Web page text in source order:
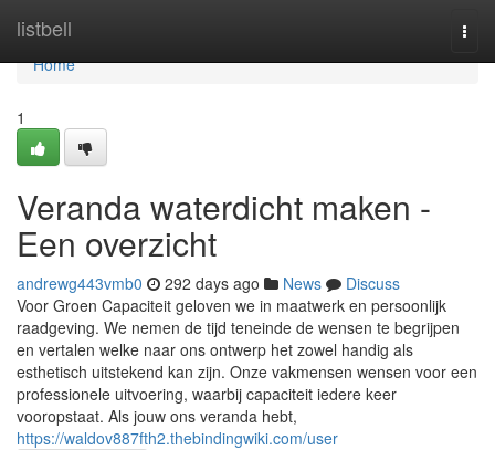
listbell
Home
Home
1
Veranda waterdicht maken -
Een overzicht
andrewg443vmb0 292 days ago News
Discuss
Voor Groen Capaciteit geloven we in maatwerk en persoonlijk
raadgeving. We nemen de tijd teneinde de wensen te begrijpen
en vertalen welke naar ons ontwerp het zowel handig als
esthetisch uitstekend kan zijn. Onze vakmensen wensen voor een
professionele uitvoering, waarbij capaciteit iedere keer
vooropstaat. Als jouw ons veranda hebt,
https://waldov887fth2.thebindingwiki.com/user